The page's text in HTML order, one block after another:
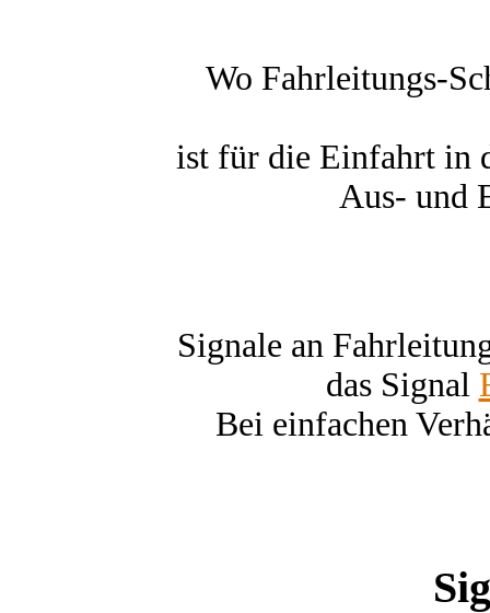
Wo Fahrleitungs-
ist für die Einfahrt in
Aus- und
Signale an
das Signal
Bei einfachen